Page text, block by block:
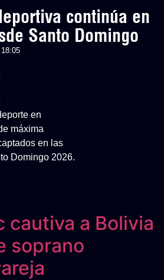
continúa en
Santo Domingo
en
máxima
en las
Domingo 2026.
cautiva a Bolivia
soprano